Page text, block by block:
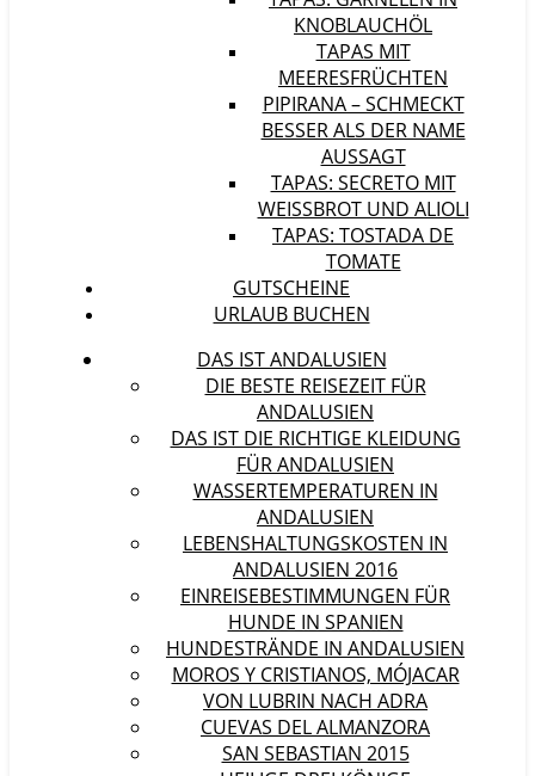
KNOBLAUCHÖL
TAPAS MIT
MEERESFRÜCHTEN
PIPIRANA – SCHMECKT
BESSER ALS DER NAME
AUSSAGT
TAPAS: SECRETO MIT
WEISSBROT UND ALIOLI
TAPAS: TOSTADA DE
TOMATE
GUTSCHEINE
URLAUB BUCHEN
DAS IST ANDALUSIEN
DIE BESTE REISEZEIT FÜR
ANDALUSIEN
DAS IST DIE RICHTIGE KLEIDUNG
FÜR ANDALUSIEN
WASSERTEMPERATUREN IN
ANDALUSIEN
LEBENSHALTUNGSKOSTEN IN
ANDALUSIEN 2016
EINREISEBESTIMMUNGEN FÜR
HUNDE IN SPANIEN
HUNDESTRÄNDE IN ANDALUSIEN
MOROS Y CRISTIANOS, MÓJACAR
VON LUBRIN NACH ADRA
CUEVAS DEL ALMANZORA
SAN SEBASTIAN 2015